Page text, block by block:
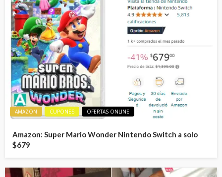
AMAZON CUPONES OFERTAS ONLINE
Amazon: Super Mario Wonder Nintendo Switch a solo
$679